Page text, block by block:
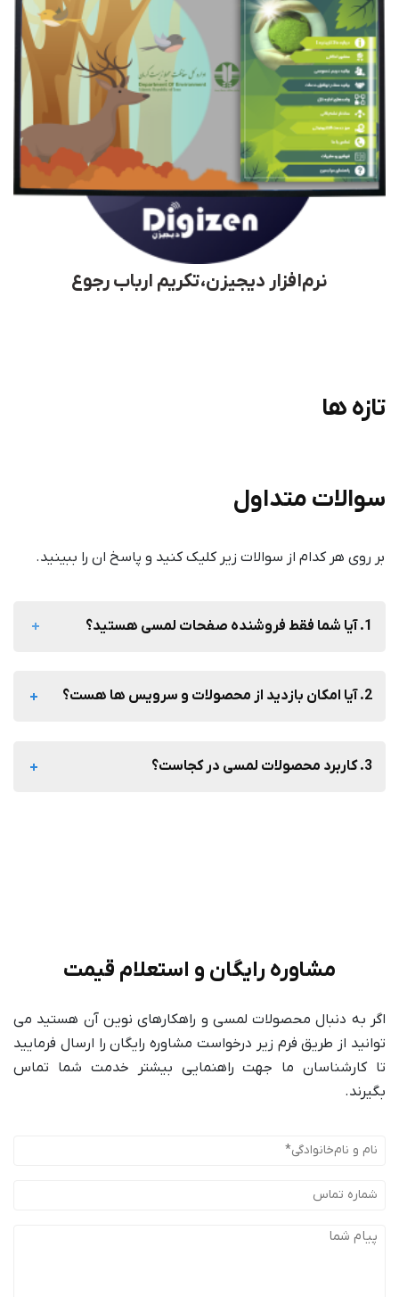
نرم‌افزار دیجیزن، تکریم ارباب رجوع
تازه ها
سوالات متداول
بر روی هر کدام از سوالات زیر کلیک کنید و پاسخ ان را ببینید.
1. آیا شما فقط فروشنده صفحات لمسی هستید؟
2. آیا امکان بازدید از محصولات و سرویس ها هست؟
3. کاربرد محصولات لمسی در کجاست؟
مشاوره رایگان و استعلام قیمت
اگر به دنبال محصولات لمسی و راهکارهای نوین آن هستید می
توانید از طریق فرم زیر درخواست مشاوره رایگان را ارسال فرمایید
تا کارشناسان ما جهت راهنمایی بیشتر خدمت شما تماس
بگیرند.
نام
نام‌خانوادگی
شماره
(Required)پیام